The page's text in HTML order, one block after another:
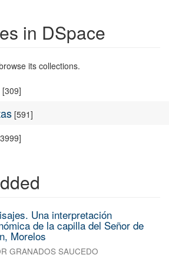
in DSpace
its collections.
[309]
[591]
Una interpretación
de la capilla del Señor de
Morelos
GRANADOS SAUCEDO